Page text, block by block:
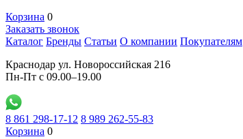
Корзина 0
Заказать звонок
Каталог Бренды Статьи О компании Покупателям
Краснодар ул. Новороссийская 216
Пн-Пт с 09.00–19.00
8 861 298-17-12 8 989 262-55-83
Корзина 0